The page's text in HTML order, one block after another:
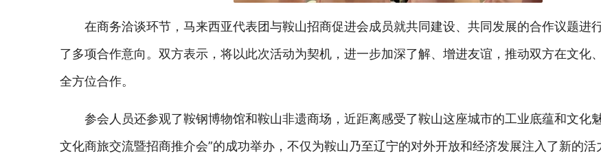
在商务洽谈环节，马来西亚代表团与鞍山招商促进会成员就共同建设、共同发展的合作议题进
了多项合作意向。双方表示，将以此次活动为契机，进一步加深了解、增进友谊，推动双方在文化
全方位合作。
参会人员还参观了鞍钢博物馆和鞍山非遗商场，近距离感受了鞍山这座城市的工业底蕴和文化
文化商旅交流暨招商推介会”的成功举办，不仅为鞍山乃至辽宁的对外开放和经济发展注入了新的活